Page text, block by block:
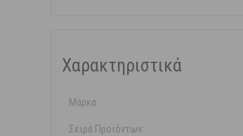
Χαρακτηριστικά
Μάρκα:
Σειρά Προϊόντων: